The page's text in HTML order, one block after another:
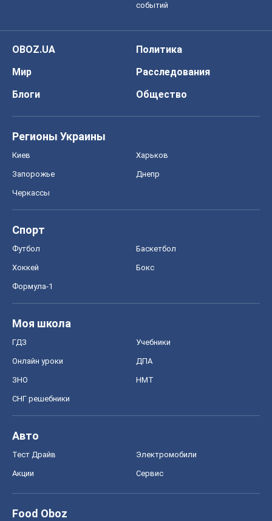
событий
OBOZ.UA
Политика
Мир
Расследования
Блоги
Общество
Регионы Украины
Киев Харьков
Запорожье Днепр
Черкассы
Спорт
Футбол Баскетбол
Хоккей Бокс
Формула-1
Моя школа
ГДЗ Учебники
Онлайн уроки ДПА
ЗНО НМТ
СНГ решебники
Авто
Тест Драйв Электромобили
Акции Сервис
Food Oboz